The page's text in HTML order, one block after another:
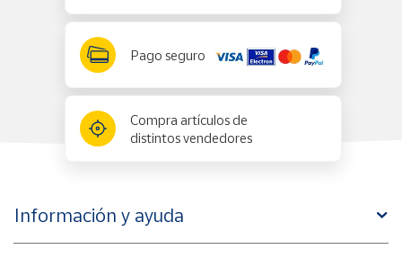
Pago seguro
Compra artículos de
distintos vendedores
Información y ayuda